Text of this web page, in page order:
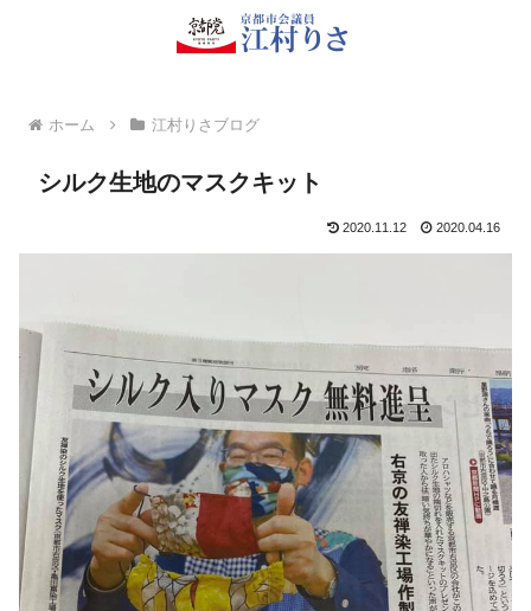
ホーム 江村りさブログ
シルク生地のマスクキット
2020.11.12 2020.04.16